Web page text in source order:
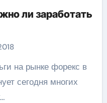
ли заработать
сегодня многих